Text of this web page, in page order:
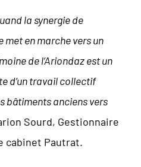
la synergie de
met en marche vers un
de l’Ariondaz est un
d’un travail collectif
bâtiments anciens vers
Sourd, Gestionnaire
cabinet Pautrat.